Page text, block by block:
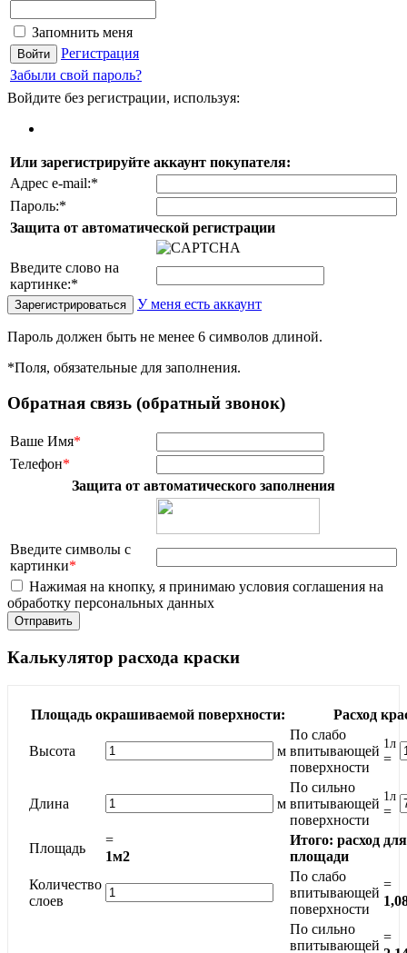
Запомнить меня
Регистрация
Забыли свой пароль?
Войдите без регистрации, используя:
Или зарегистрируйте аккаунт покупателя:
Адрес e-mail:*
Пароль:*
Защита от автоматической регистрации
Введите слово на
картинке:*
У меня есть аккаунт
Пароль должен быть не менее 6 символов длиной.
*Поля, обязательные для заполнения.
Обратная связь (обратный звонок)
Ваше Имя*
Телефон*
Защита от автоматического заполнения
Введите символы с
картинки*
Нажимая на кнопку, я принимаю условия соглашения на
обработку персональных данных
Калькулятор расхода краски
Площадь окрашиваемой поверхности: Расход
Высота м
По слабо
впитывающей
поверхности
1л
=
Длина м
По сильно
впитывающей
поверхности
1л
=
Площадь
=
1м2
Итого: расход
площади
Количество
слоев
По слабо
впитывающей
поверхности
=
По сильно
впитывающей
=